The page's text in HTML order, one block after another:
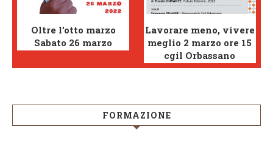
Oltre l’otto marzo
Sabato 26 marzo
Lavorare meno, vivere
meglio 2 marzo ore 15
cgil Orbassano
FORMAZIONE